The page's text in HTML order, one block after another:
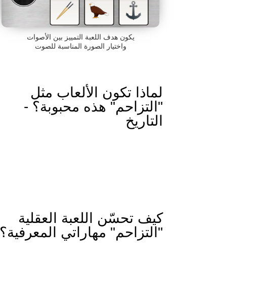
يكون هدف اللعبة التمييز بين الأصوات
واختيار الصورة المناسبة للصوت
لماذا تكون الألعاب مثل
"التزاحم" هذه محبوبة؟ -
التاريخ
كيف تحسّن اللعبة العقلية
"التزاحم" مهاراتي المعرفية؟